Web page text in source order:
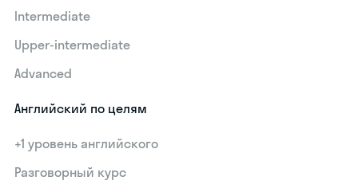
Intermediate
Upper-intermediate
Advanced
Английский по целям
+1 уровень английского
Разговорный курс